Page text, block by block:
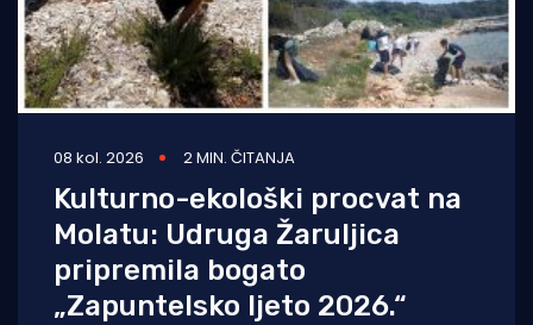
08 kol. 2026 2 MIN. ČITANJA
Kulturno-ekološki procvat na
Molatu: Udruga Žaruljica
pripremila bogato
„Zapuntelsko ljeto 2026.“